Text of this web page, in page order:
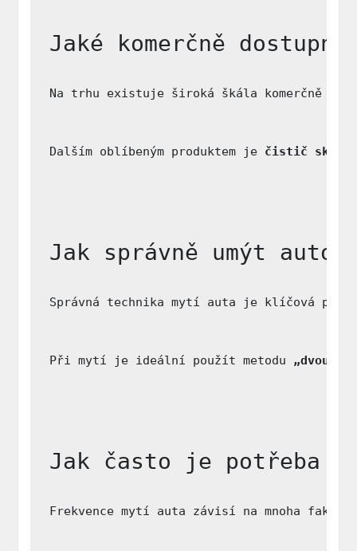
Jaké komerčně
Na trhu existuje široká škála komerčně
Dalším oblíbeným produktem je čistič skvrn
Jak správně umýt
Správná technika mytí auta je klíčová pro
Při mytí je ideální použít metodu „dvou
Jak často je potřeba
Frekvence mytí auta závisí na mnoha